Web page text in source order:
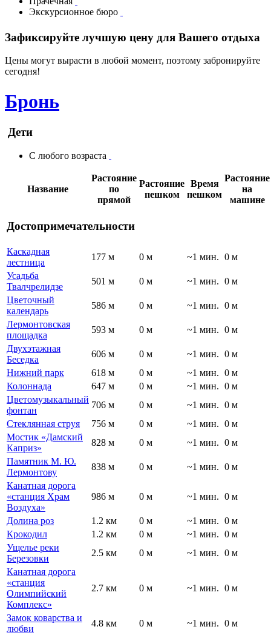
Экскурсионное бюро
Зафиксируйте лучшую цену для Вашего отдыха
Цены могут вырасти в любой момент, поэтому забронируйте
сегодня!
Бронь
Дети
С любого возраста
Название
Растояние
по
прямой
Растояние
пешком
Время
пешком
Растояние
на
машине
Достопримечательности
Каскадная
лестница
177 м 0 м ~1 мин. 0 м
Усадьба
Твалчрелидзе
501 м 0 м ~1 мин. 0 м
Цветочный
календарь
586 м 0 м ~1 мин. 0 м
Лермонтовская
площадка
593 м 0 м ~1 мин. 0 м
Двухэтажная
Беседка
606 м 0 м ~1 мин. 0 м
Нижний парк
618 м 0 м ~1 мин. 0 м
Колоннада
647 м 0 м ~1 мин. 0 м
Цветомузыкальный
фонтан
706 м 0 м ~1 мин. 0 м
Стеклянная струя
756 м 0 м ~1 мин. 0 м
Мостик «Дамский
Каприз»
828 м 0 м ~1 мин. 0 м
Памятник М. Ю.
Лермонтову
838 м 0 м ~1 мин. 0 м
Канатная дорога
«станция Храм
Воздуха»
986 м 0 м ~1 мин. 0 м
Долина роз 1.2 км 0 м ~1 мин. 0 м
Крокодил
1.2 км 0 м ~1 мин. 0 м
Ущелье реки
Березовки
2.5 км 0 м ~1 мин. 0 м
Канатная дорога
«станция
Олимпийский
Комплекс»
2.7 км 0 м ~1 мин. 0 м
Замок коварства и
любви
4.8 км 0 м ~1 мин. 0 м